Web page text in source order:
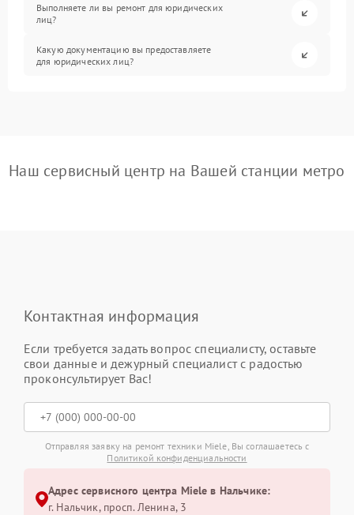
Выполняете ли вы ремонт для юридических
лиц?
Какую документацию вы предоставляете
для юридических лиц?
Наш сервисный центр на Вашей станции метро
Контактная информация
Если требуется задать вопрос специалисту, оставьте
свои данные и дежурный специалист с радостью
проконсультирует Вас!
Отправляя заявку на ремонт техники Miele, Вы соглашаетесь с
Политикой конфиденциальности
Адрес сервисного центра Miele в Нальчике:
г. Нальчик, просп. Ленина, 3